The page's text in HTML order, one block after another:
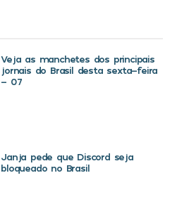
Veja as manchetes dos principais
jornais do Brasil desta sexta-feira
– 07
Janja pede que Discord seja
bloqueado no Brasil